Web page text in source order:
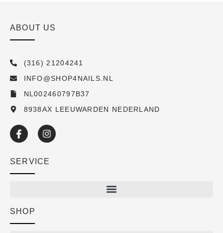
ABOUT US
(316) 21204241
INFO@SHOP4NAILS.NL
NL002460797B37
8938AX LEEUWARDEN NEDERLAND
SERVICE
SHOP